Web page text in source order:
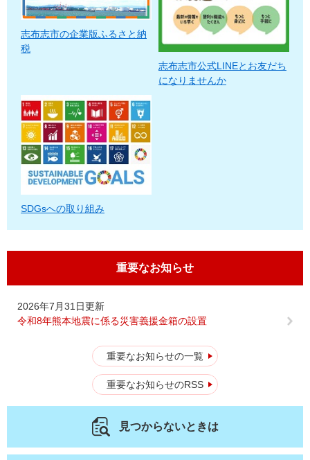
志布志市の企業版ふるさと納
税
志布志市公式LINEとお友だち
になりませんか
SDGsへの取り組み
重要なお知らせ
2026年7月31日更新
令和8年熊本地震に係る災害義援金箱の設置
重要なお知らせの一覧
重要なお知らせのRSS
見つからないときは